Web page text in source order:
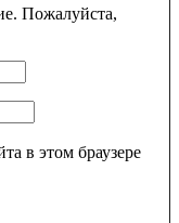
Пожалуйста,
в этом браузере